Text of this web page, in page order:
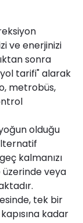
ve enerjinizi
sonra
tarifi" alarak
metrobüs,
olduğu
kalmanızı
veya
tek bir
kadar